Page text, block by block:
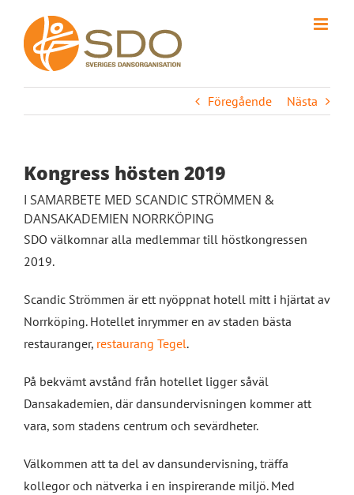
innehållet
Föregående Nästa
Kongress hösten 2019
I SAMARBETE MED SCANDIC STRÖMMEN &
DANSAKADEMIEN NORRKÖPING
SDO välkomnar alla medlemmar till höstkongressen
2019.
Scandic Strömmen är ett nyöppnat hotell mitt i hjärtat av
Norrköping. Hotellet inrymmer en av staden bästa
restauranger, restaurang Tegel.
På bekvämt avstånd från hotellet ligger såväl
Dansakademien, där dansundervisningen kommer att
vara, som stadens centrum och sevärdheter.
Välkommen att ta del av dansundervisning, träffa
kollegor och nätverka i en inspirerande miljö. Med